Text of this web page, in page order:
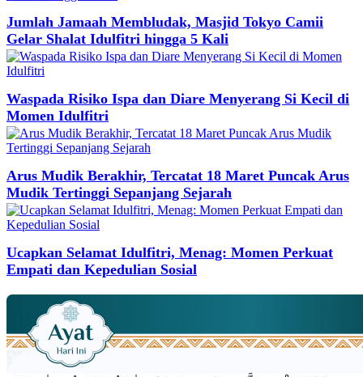
Jumlah Jamaah Membludak, Masjid Tokyo Camii
Gelar Shalat Idulfitri hingga 5 Kali
Waspada Risiko Ispa dan Diare Menyerang Si Kecil di
Momen Idulfitri
Arus Mudik Berakhir, Tercatat 18 Maret Puncak Arus
Mudik Tertinggi Sepanjang Sejarah
Ucapkan Selamat Idulfitri, Menag: Momen Perkuat
Empati dan Kepedulian Sosial